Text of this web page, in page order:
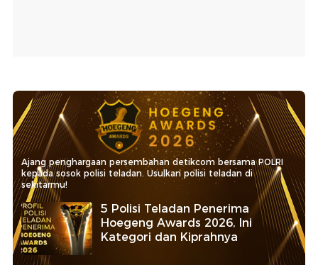
Ajang penghargaan persembahan detikcom bersama POLRI
kepada sosok polisi teladan. Usulkan polisi teladan di
sekitarmu!
5 Polisi Teladan Penerima
Hoegeng Awards 2026, Ini
Kategori dan Kiprahnya